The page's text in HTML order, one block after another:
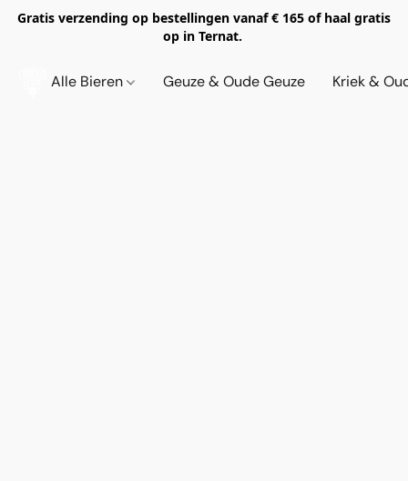
Gratis verzending op bestellingen vanaf € 165 of haal gratis
op in Ternat.
Alle Bieren Geuze & Oude Geuze Kriek &